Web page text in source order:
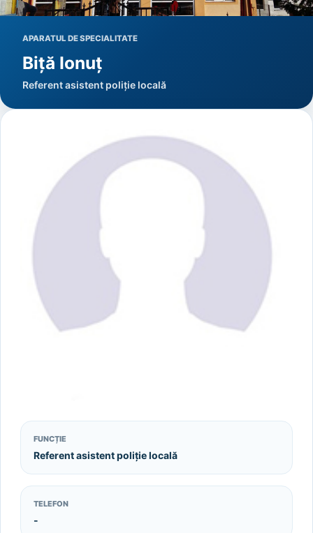
APARATUL DE SPECIALITATE
Biță Ionuț
Referent asistent poliție locală
FUNCȚIE
Referent asistent poliție locală
TELEFON
-